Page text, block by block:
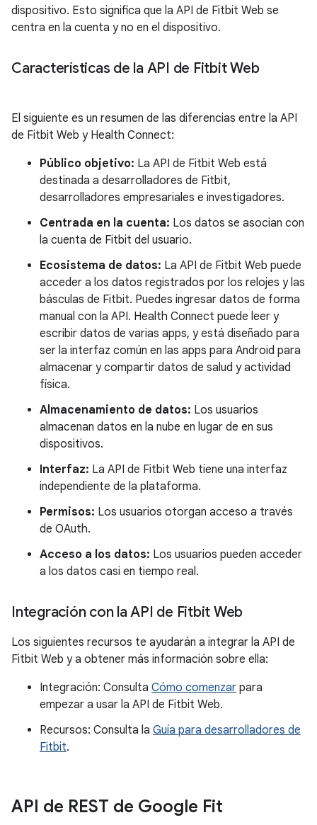
dispositivo. Esto significa que la API de Fitbit Web se
centra en la cuenta y no en el dispositivo.
Características de la API de Fitbit Web
El siguiente es un resumen de las diferencias entre la API
de Fitbit Web y Health Connect:
Público objetivo: La API de Fitbit Web está
destinada a desarrolladores de Fitbit,
desarrolladores empresariales e investigadores.
Centrada en la cuenta: Los datos se asocian con
la cuenta de Fitbit del usuario.
Ecosistema de datos: La API de Fitbit Web puede
acceder a los datos registrados por los relojes y las
básculas de Fitbit. Puedes ingresar datos de forma
manual con la API. Health Connect puede leer y
escribir datos de varias apps, y está diseñado para
ser la interfaz común en las apps para Android para
almacenar y compartir datos de salud y actividad
física.
Almacenamiento de datos: Los usuarios
almacenan datos en la nube en lugar de en sus
dispositivos.
Interfaz: La API de Fitbit Web tiene una interfaz
independiente de la plataforma.
Permisos: Los usuarios otorgan acceso a través
de OAuth.
Acceso a los datos: Los usuarios pueden acceder
a los datos casi en tiempo real.
Integración con la API de Fitbit Web
Los siguientes recursos te ayudarán a integrar la API de
Fitbit Web y a obtener más información sobre ella:
Integración: Consulta Cómo comenzar para
empezar a usar la API de Fitbit Web.
Recursos: Consulta la Guía para desarrolladores de
Fitbit.
API de REST de Google Fit